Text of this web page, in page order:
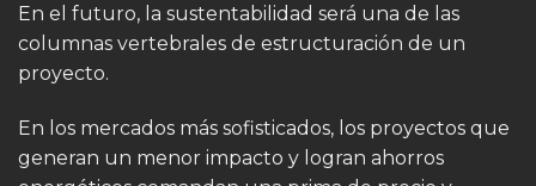
En el futuro, la sustentabilidad será una de las
columnas vertebrales de estructuración de un
proyecto.
En los mercados más sofisticados, los proyectos que
generan un menor impacto y logran ahorros